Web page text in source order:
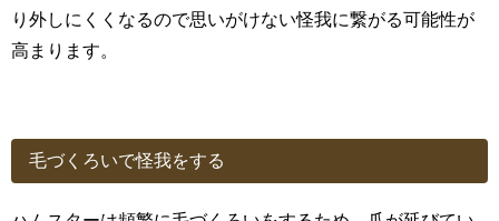
り外しにくくなるので思いがけない怪我に繋がる可能性が
高まります。
毛づくろいで怪我をする